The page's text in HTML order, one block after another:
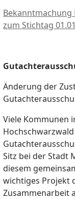
zum Stichtag
Änderung der
Viele Kommunen
Sitz bei der Stadt
diesem
wichtiges Projekt
Zusammenarbeit